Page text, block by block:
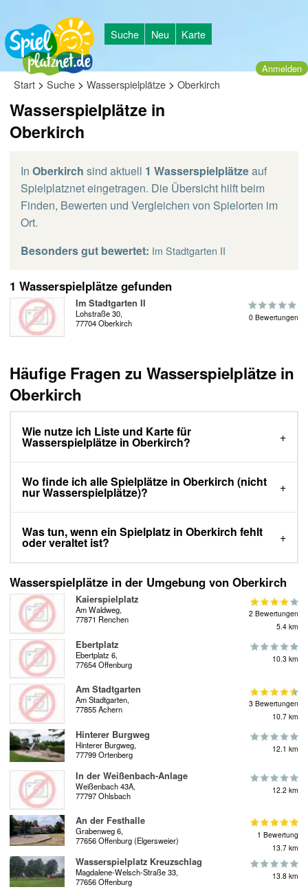
Suche Neu Karte
Anmelden
Start > Suche > Wasserspielplätze > Oberkirch
Wasserspielplätze in
Oberkirch
In Oberkirch sind aktuell 1 Wasserspielplätzeauf
Spielplatznet eingetragen. Die Übersicht hilft beim
Finden, Bewerten und Vergleichen von Spielorten im
Ort.
Besonders gut bewertet: Im Stadtgarten II
1 Wasserspielplätze gefunden
Im Stadtgarten II
Lohstraße 30,
77704 Oberkirch
0 Bewertungen
Häufige Fragen zu Wasserspielplätze in
Oberkirch
Wie nutze ich Liste und Karte für
Wasserspielplätze in Oberkirch?
Wo finde ich alle Spielplätze in Oberkirch (nicht
nur Wasserspielplätze)?
Was tun, wenn ein Spielplatz in Oberkirch fehlt
oder veraltet ist?
Wasserspielplätze in der Umgebung von Oberkirch
Kaierspielplatz
Am Waldweg,
77871 Renchen
2 Bewertungen
5.4 km
Ebertplatz
Ebertplatz 6,
77654 Offenburg
10.3 km
Am Stadtgarten
Am Stadtgarten,
77855 Achern
3 Bewertungen
10.7 km
Hinterer Burgweg
Hinterer Burgweg,
77799 Ortenberg
12.1 km
In der Weißenbach-Anlage
Weißenbach 43A,
77797 Ohlsbach
12.2 km
An der Festhalle
Grabenweg 6,
77656 Offenburg (Elgersweier)
1 Bewertung
13.7 km
Wasserspielplatz Kreuzschlag
Magdalene-Welsch-Straße 33,
77656 Offenburg
13.8 km